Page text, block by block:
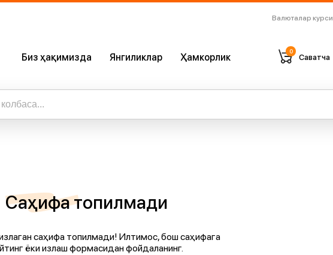
Валюталар курси
Биз ҳақимизда
Биз Ҳақимизда
Сертификатлар
Янгиликлар Ҳамкорлик
0
Саватча
Саҳифа топилмади
саҳифа топилмади! Илтимос, бош саҳифага
ёки излаш формасидан фойдаланинг.